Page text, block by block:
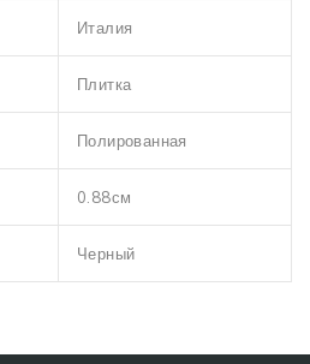
Италия
Плитка
Полированная
0.88см
Черный